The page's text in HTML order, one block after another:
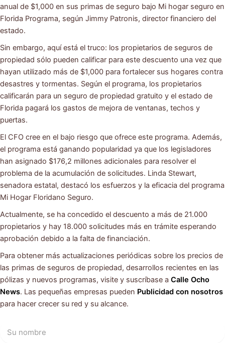
anual de $1,000 en sus primas de seguro bajo Mi hogar seguro en
Florida Programa, según Jimmy Patronis, director financiero del
estado.
Sin embargo, aquí está el truco: los propietarios de seguros de
propiedad sólo pueden calificar para este descuento una vez que
hayan utilizado más de $1,000 para fortalecer sus hogares contra
desastres y tormentas. Según el programa, los propietarios
calificarán para un seguro de propiedad gratuito y el estado de
Florida pagará los gastos de mejora de ventanas, techos y
puertas.
El CFO cree en el bajo riesgo que ofrece este programa. Además,
el programa está ganando popularidad ya que los legisladores
han asignado $176,2 millones adicionales para resolver el
problema de la acumulación de solicitudes. Linda Stewart,
senadora estatal, destacó los esfuerzos y la eficacia del programa
Mi Hogar Floridano Seguro.
Actualmente, se ha concedido el descuento a más de 21.000
propietarios y hay 18.000 solicitudes más en trámite esperando
aprobación debido a la falta de financiación.
Para obtener más actualizaciones periódicas sobre los precios de
las primas de seguros de propiedad, desarrollos recientes en las
pólizas y nuevos programas, visite y suscríbase a Calle Ocho
News. Las pequeñas empresas pueden Publicidad con nosotros
para hacer crecer su red y su alcance.